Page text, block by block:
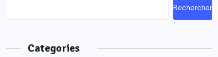
Rechercher
Categories